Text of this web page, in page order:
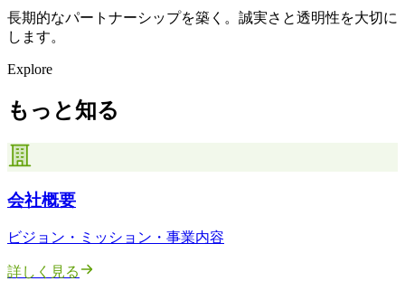
長期的なパートナーシップを築く。誠実さと透明性を大切に
します。
Explore
もっと知る
会社概要
ビジョン・ミッション・事業内容
詳しく見る